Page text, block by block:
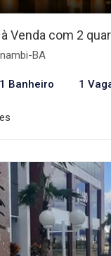
Venda com 2
BA
1 Banheiro 1